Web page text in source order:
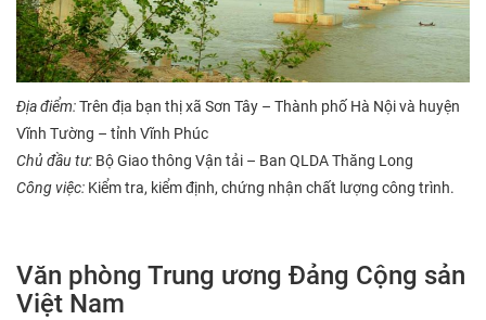
Địa điểm:Trên địa bạn thị xã Sơn Tây – Thành phố Hà Nội và huyện
Vĩnh Tường – tỉnh Vĩnh Phúc
Chủ đầu tư: Bộ Giao thông Vận tải – Ban QLDA Thăng Long
Công việc: Kiểm tra, kiểm định, chứng nhận chất lượng công trình.
Văn phòng Trung ương Đảng Cộng sản
Việt Nam